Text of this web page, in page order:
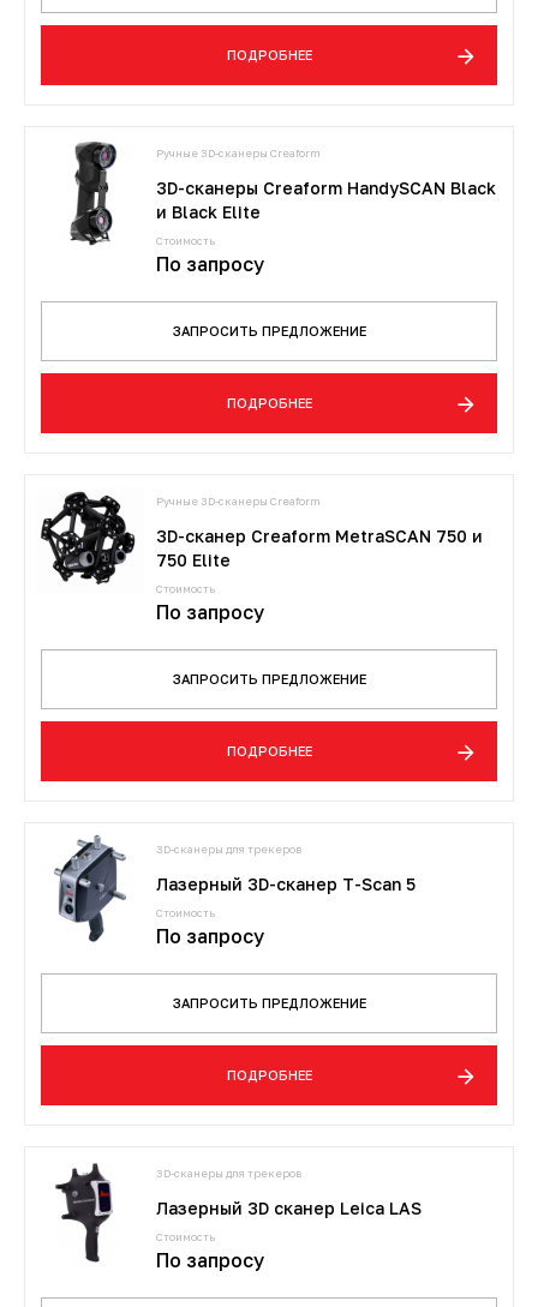
ПОДРОБНЕЕ
Ручные 3D-сканеры Creaform
3D-сканеры Creaform HandySCAN Black
и Black Elite
Стоимость
По запросу
ЗАПРОСИТЬ ПРЕДЛОЖЕНИЕ
ПОДРОБНЕЕ
Ручные 3D-сканеры Creaform
3D-сканер Creaform MetraSCAN 750 и
750 Elite
Стоимость
По запросу
ЗАПРОСИТЬ ПРЕДЛОЖЕНИЕ
ПОДРОБНЕЕ
3D-сканеры для трекеров
Лазерный 3D-сканер T-Scan 5
Стоимость
По запросу
ЗАПРОСИТЬ ПРЕДЛОЖЕНИЕ
ПОДРОБНЕЕ
3D-сканеры для трекеров
Лазерный 3D сканер Leica LAS
Стоимость
По запросу